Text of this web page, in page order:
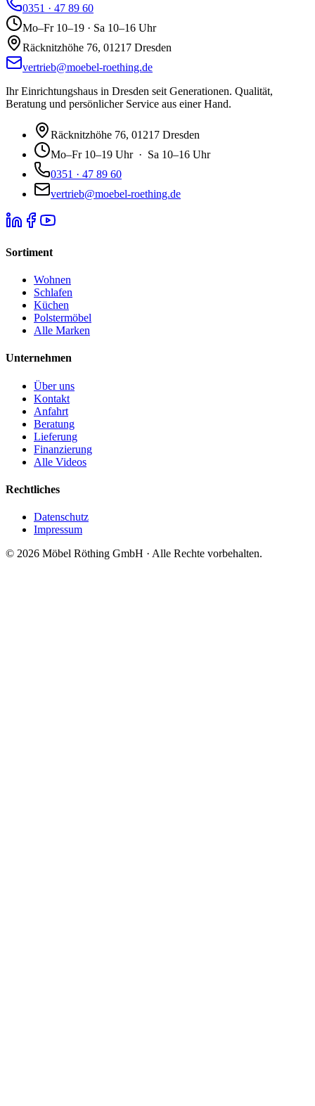
0351 · 47 89 60
Mo–Fr 10–19 · Sa 10–16 Uhr
Räcknitzhöhe 76, 01217 Dresden
vertrieb@moebel-roething.de
Ihr Einrichtungshaus in Dresden seit Generationen. Qualität,
Beratung und persönlicher Service aus einer Hand.
Räcknitzhöhe 76, 01217 Dresden
Mo–Fr 10–19 Uhr · Sa 10–16 Uhr
0351 · 47 89 60
vertrieb@moebel-roething.de
Sortiment
Wohnen
Schlafen
Küchen
Polstermöbel
Alle Marken
Unternehmen
Über uns
Kontakt
Anfahrt
Beratung
Lieferung
Finanzierung
Alle Videos
Rechtliches
Datenschutz
Impressum
© 2026 Möbel Röthing GmbH · Alle Rechte vorbehalten.